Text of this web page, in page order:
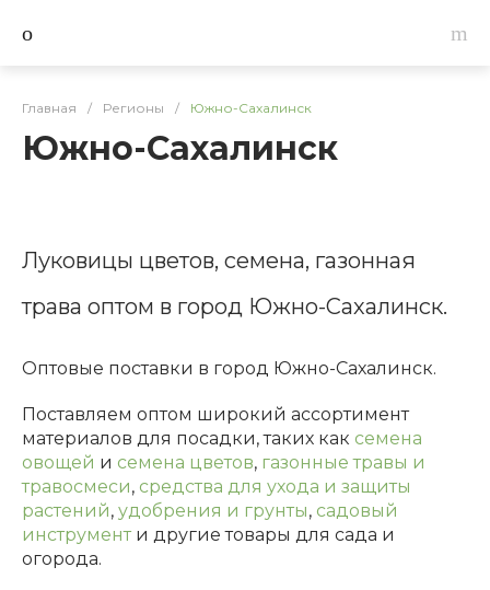
Главная / Регионы / Южно-Сахалинск
Южно-Сахалинск
Луковицы цветов, семена, газонная
трава оптом в город Южно-Сахалинск.
Оптовые поставки в город Южно-Сахалинск.
Поставляем оптом широкий ассортимент
материалов для посадки, таких как семена
овощей и семена цветов, газонные травы и
травосмеси, средства для ухода и защиты
растений, удобрения и грунты, садовый
инструменти другие товары для сада и
огорода.